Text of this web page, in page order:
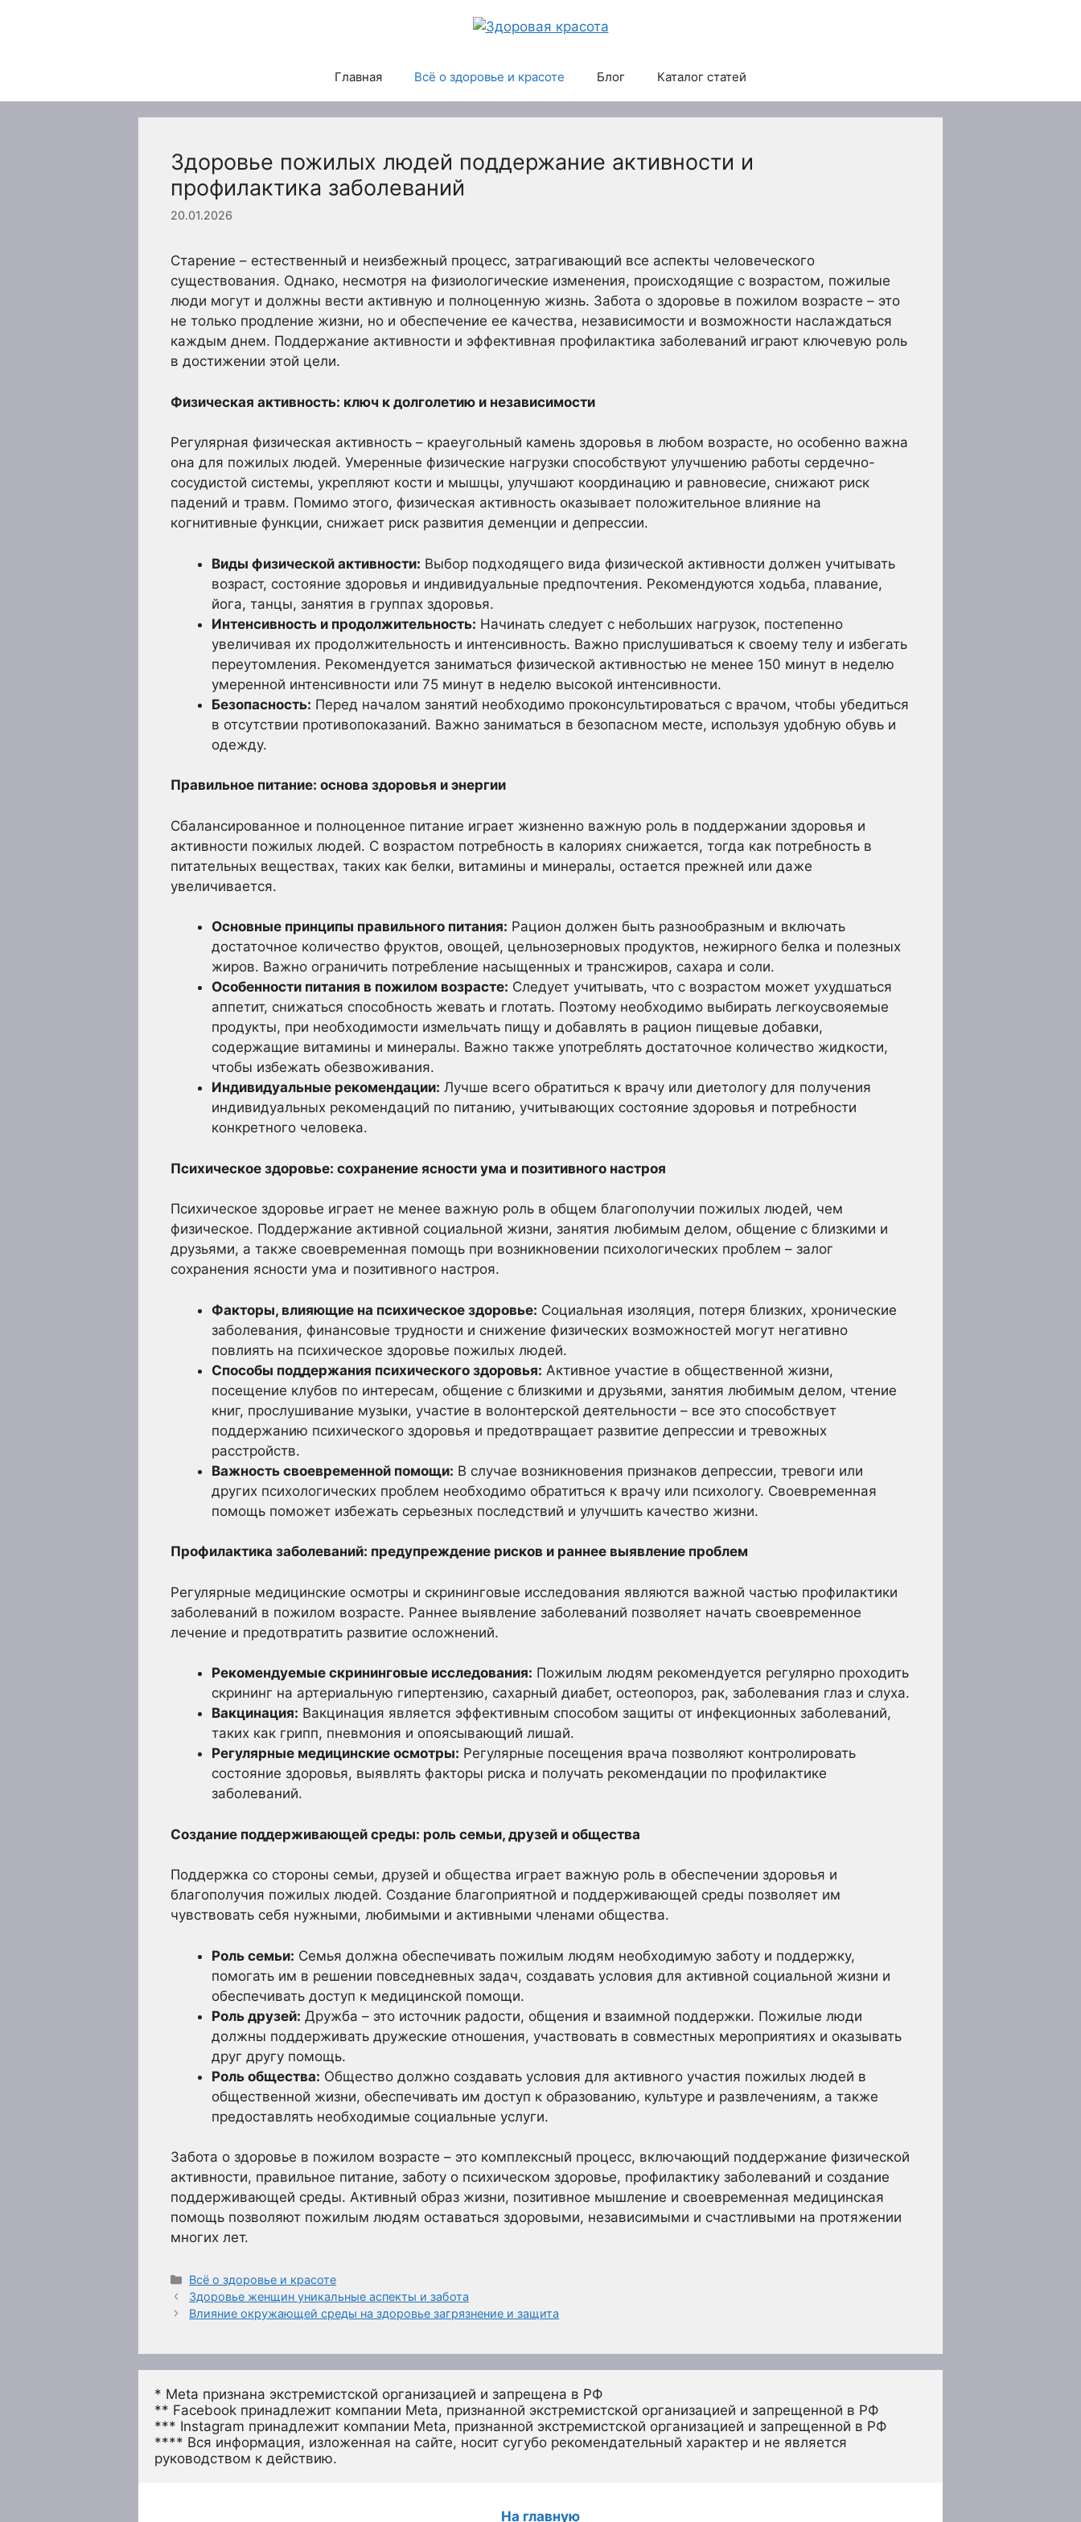
Главная Всё о здоровье и красоте Блог Каталог статей
Здоровье пожилых людей поддержание активности и
профилактика заболеваний
20.01.2026
Старение – естественный и неизбежный процесс, затрагивающий все аспекты человеческого
существования. Однако, несмотря на физиологические изменения, происходящие с возрастом, пожилые
люди могут и должны вести активную и полноценную жизнь. Забота о здоровье в пожилом возрасте – это
не только продление жизни, но и обеспечение ее качества, независимости и возможности наслаждаться
каждым днем. Поддержание активности и эффективная профилактика заболеваний играют ключевую роль
в достижении этой цели.
Физическая активность: ключ к долголетию и независимости
Регулярная физическая активность – краеугольный камень здоровья в любом возрасте, но особенно важна
она для пожилых людей. Умеренные физические нагрузки способствуют улучшению работы сердечно-
сосудистой системы, укрепляют кости и мышцы, улучшают координацию и равновесие, снижают риск
падений и травм. Помимо этого, физическая активность оказывает положительное влияние на
когнитивные функции, снижает риск развития деменции и депрессии.
Виды физической активности: Выбор подходящего вида физической активности должен учитывать
возраст, состояние здоровья и индивидуальные предпочтения. Рекомендуются ходьба, плавание,
йога, танцы, занятия в группах здоровья.
Интенсивность и продолжительность: Начинать следует с небольших нагрузок, постепенно
увеличивая их продолжительность и интенсивность. Важно прислушиваться к своему телу и избегать
переутомления. Рекомендуется заниматься физической активностью не менее 150 минут в неделю
умеренной интенсивности или 75 минут в неделю высокой интенсивности.
Безопасность: Перед началом занятий необходимо проконсультироваться с врачом, чтобы убедиться
в отсутствии противопоказаний. Важно заниматься в безопасном месте, используя удобную обувь и
одежду.
Правильное питание: основа здоровья и энергии
Сбалансированное и полноценное питание играет жизненно важную роль в поддержании здоровья и
активности пожилых людей. С возрастом потребность в калориях снижается, тогда как потребность в
питательных веществах, таких как белки, витамины и минералы, остается прежней или даже
увеличивается.
Основные принципы правильного питания: Рацион должен быть разнообразным и включать
достаточное количество фруктов, овощей, цельнозерновых продуктов, нежирного белка и полезных
жиров. Важно ограничить потребление насыщенных и трансжиров, сахара и соли.
Особенности питания в пожилом возрасте: Следует учитывать, что с возрастом может ухудшаться
аппетит, снижаться способность жевать и глотать. Поэтому необходимо выбирать легкоусвояемые
продукты, при необходимости измельчать пищу и добавлять в рацион пищевые добавки,
содержащие витамины и минералы. Важно также употреблять достаточное количество жидкости,
чтобы избежать обезвоживания.
Индивидуальные рекомендации: Лучше всего обратиться к врачу или диетологу для получения
индивидуальных рекомендаций по питанию, учитывающих состояние здоровья и потребности
конкретного человека.
Психическое здоровье: сохранение ясности ума и позитивного настроя
Психическое здоровье играет не менее важную роль в общем благополучии пожилых людей, чем
физическое. Поддержание активной социальной жизни, занятия любимым делом, общение с близкими и
друзьями, а также своевременная помощь при возникновении психологических проблем – залог
сохранения ясности ума и позитивного настроя.
Факторы, влияющие на психическое здоровье: Социальная изоляция, потеря близких, хронические
заболевания, финансовые трудности и снижение физических возможностей могут негативно
повлиять на психическое здоровье пожилых людей.
Способы поддержания психического здоровья: Активное участие в общественной жизни,
посещение клубов по интересам, общение с близкими и друзьями, занятия любимым делом, чтение
книг, прослушивание музыки, участие в волонтерской деятельности – все это способствует
поддержанию психического здоровья и предотвращает развитие депрессии и тревожных
расстройств.
Важность своевременной помощи: В случае возникновения признаков депрессии, тревоги или
других психологических проблем необходимо обратиться к врачу или психологу. Своевременная
помощь поможет избежать серьезных последствий и улучшить качество жизни.
Профилактика заболеваний: предупреждение рисков и раннее выявление проблем
Регулярные медицинские осмотры и скрининговые исследования являются важной частью профилактики
заболеваний в пожилом возрасте. Раннее выявление заболеваний позволяет начать своевременное
лечение и предотвратить развитие осложнений.
Рекомендуемые скрининговые исследования: Пожилым людям рекомендуется регулярно проходить
скрининг на артериальную гипертензию, сахарный диабет, остеопороз, рак, заболевания глаз и слуха.
Вакцинация: Вакцинация является эффективным способом защиты от инфекционных заболеваний,
таких как грипп, пневмония и опоясывающий лишай.
Регулярные медицинские осмотры: Регулярные посещения врача позволяют контролировать
состояние здоровья, выявлять факторы риска и получать рекомендации по профилактике
заболеваний.
Создание поддерживающей среды: роль семьи, друзей и общества
Поддержка со стороны семьи, друзей и общества играет важную роль в обеспечении здоровья и
благополучия пожилых людей. Создание благоприятной и поддерживающей среды позволяет им
чувствовать себя нужными, любимыми и активными членами общества.
Роль семьи: Семья должна обеспечивать пожилым людям необходимую заботу и поддержку,
помогать им в решении повседневных задач, создавать условия для активной социальной жизни и
обеспечивать доступ к медицинской помощи.
Роль друзей: Дружба – это источник радости, общения и взаимной поддержки. Пожилые люди
должны поддерживать дружеские отношения, участвовать в совместных мероприятиях и оказывать
друг другу помощь.
Роль общества: Общество должно создавать условия для активного участия пожилых людей в
общественной жизни, обеспечивать им доступ к образованию, культуре и развлечениям, а также
предоставлять необходимые социальные услуги.
Забота о здоровье в пожилом возрасте – это комплексный процесс, включающий поддержание физической
активности, правильное питание, заботу о психическом здоровье, профилактику заболеваний и создание
поддерживающей среды. Активный образ жизни, позитивное мышление и своевременная медицинская
помощь позволяют пожилым людям оставаться здоровыми, независимыми и счастливыми на протяжении
многих лет.
Рубрики
Всё о здоровье и красоте
Здоровье женщин уникальные аспекты и забота
Влияние окружающей среды на здоровье загрязнение и защита
* Meta признана экстремистской организацией и запрещена в РФ
** Facebook принадлежит компании Meta, признанной экстремистской организацией и запрещенной в РФ
*** Instagram принадлежит компании Meta, признанной экстремистской организацией и запрещенной в РФ
**** Вся информация, изложенная на сайте, носит сугубо рекомендательный характер и не является
руководством к действию.
На главную